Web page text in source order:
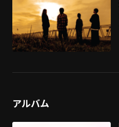
アルバム